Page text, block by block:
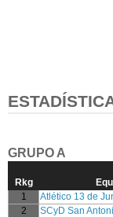
GRUPO A
Rkg
1
Atlético 13 de
2
SCyD San